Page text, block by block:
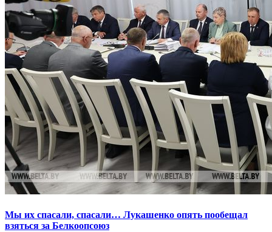
Мы их спасали, спасали… Лукашенко опять пообещал
взяться за Белкоопсоюз